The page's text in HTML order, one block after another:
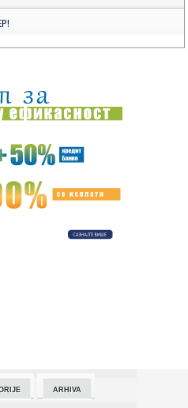
NOĆ, ALI IRCI PROŠLI BOLJE OD
da pokrene borbu za
na mesto uspeha
i 11. avgusta
fotografijama, pa ih je sama
ARHIVA